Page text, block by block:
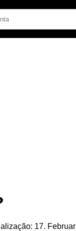
17. Februar